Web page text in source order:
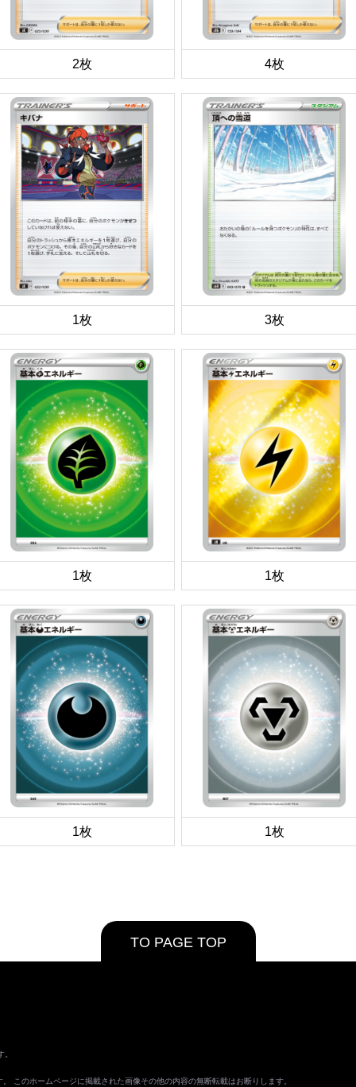
2枚 4枚
1枚 3枚
1枚 1枚
1枚 1枚
TO PAGE TOP
このホームページに掲載された画像その他の内容の無断転載はお断りします。